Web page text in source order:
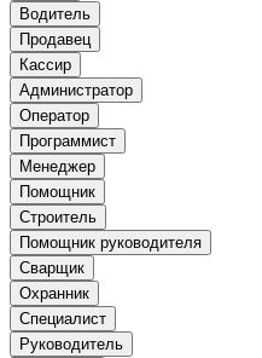
Водитель
Продавец
Кассир
Администратор
Оператор
Программист
Менеджер
Помощник
Строитель
Помощник руководителя
Сварщик
Охранник
Специалист
Руководитель